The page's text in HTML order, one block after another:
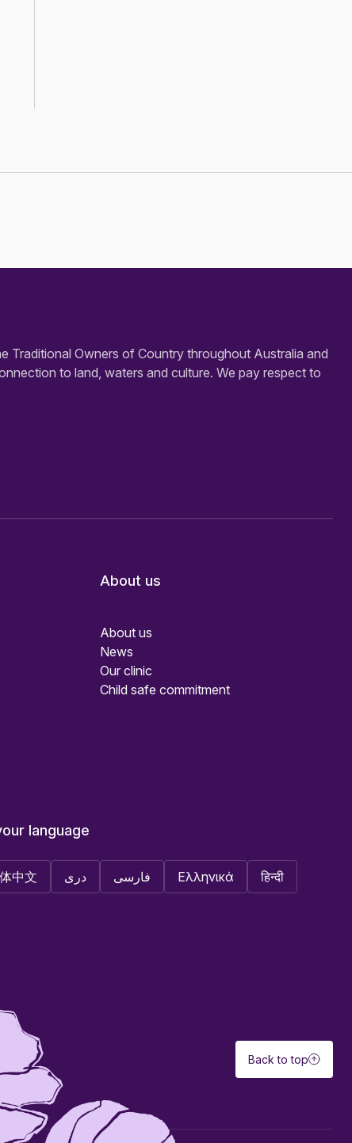
Traditional Owners of Country throughout Australia and
to land, waters and culture. We pay respect to
About us
About us
News
Our clinic
Child safe commitment
language
中文 دری فارسی Ελληνικά हिन्दी
Back to top